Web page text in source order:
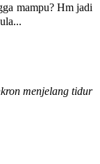
mampu? Hm jadi
menjelang tidur